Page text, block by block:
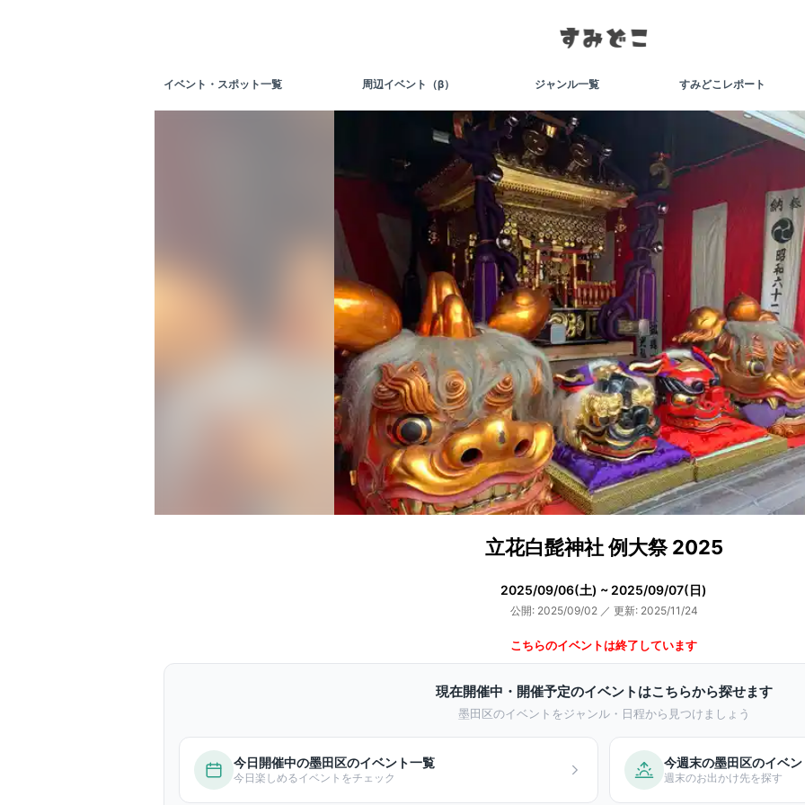
イベント・スポット一覧 周辺イベント（β） ジャンル一覧 すみどこレポート
立花白髭神社 例大祭 2025
2025/09/06(土) ~ 2025/09/07(日)
公開: 2025/09/02 ／ 更新: 2025/11/24
こちらのイベントは終了しています
現在開催中・開催予定のイベントはこちらから探せます
墨田区のイベントをジャンル・日程から見つけましょう
今日開催中の墨田区のイベント一覧
今日楽しめるイベントをチェック
今週末の墨田区のイベ
週末のお出かけ先を探す